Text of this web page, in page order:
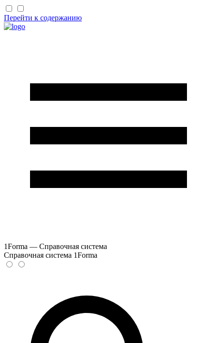
Перейти к содержанию
1Forma — Справочная система
Справочная система 1Forma